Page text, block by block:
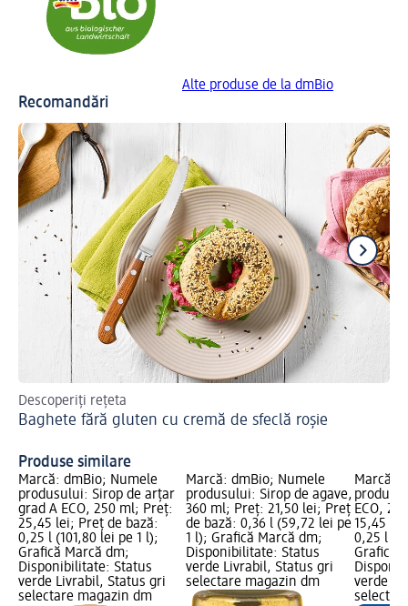
Alte produse de la dmBio
Recomandări
Descoperiți rețeta
Baghete fără gluten cu cremă de sfeclă roșie
Produse similare
Marcă: dmBio; Numele
produsului: Sirop de arțar
grad A ECO, 250 ml; Preț:
25,45 lei; Preț de bază:
0,25 l (101,80 lei pe 1 l);
Grafică Marcă dm;
Disponibilitate: Status
verde Livrabil, Status gri
selectare magazin dm
Marcă: dmBio; Numele
produsului: Sirop de agave,
360 ml; Preț: 21,50 lei; Preț
de bază: 0,36 l (59,72 lei pe
1 l); Grafică Marcă dm;
Disponibilitate: Status
verde Livrabil, Status gri
selectare magazin dm
Marcă:
ECO,
15,45
0,25 l
Grafică
verde